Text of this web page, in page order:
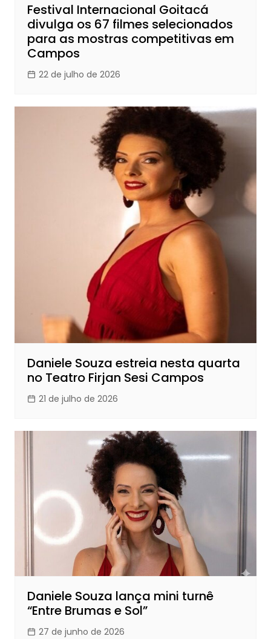
Festival Internacional Goitacá
divulga os 67 filmes selecionados
para as mostras competitivas em
Campos
22 de julho de 2026
Daniele Souza estreia nesta quarta
no Teatro Firjan Sesi Campos
21 de julho de 2026
Daniele Souza lança mini turnê
“Entre Brumas e Sol”
27 de junho de 2026